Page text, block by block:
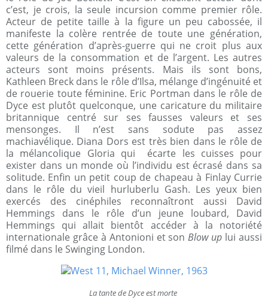
c’est, je crois, la seule incursion comme premier rôle.
Acteur de petite taille à la figure un peu cabossée, il
manifeste la colère rentrée de toute une génération,
cette génération d’après-guerre qui ne croit plus aux
valeurs de la consommation et de l’argent. Les autres
acteurs sont moins présents. Mais ils sont bons,
Kathleen Breck dans le rôle d’Ilsa, mélange d’ingénuité et
de rouerie toute féminine. Eric Portman dans le rôle de
Dyce est plutôt quelconque, une caricature du militaire
britannique centré sur ses fausses valeurs et ses
mensonges. Il n’est sans sodute pas assez
machiavélique. Diana Dors est très bien dans le rôle de
la mélancolique Gloria qui
écarte les cuisses pour
exister dans un monde où l’individu est écrasé dans sa
solitude. Enfin un petit coup de chapeau à Finlay Currie
dans le rôle du vieil hurluberlu Gash. Les yeux bien
exercés des cinéphiles reconnaîtront aussi David
Hemmings dans le rôle d’un jeune loubard, David
Hemmings qui allait bientôt accéder à la notoriété
internationale grâce à Antonioni et sonBlow up lui aussi
filmé dans le Swinging London.
La tante de Dyce est morte